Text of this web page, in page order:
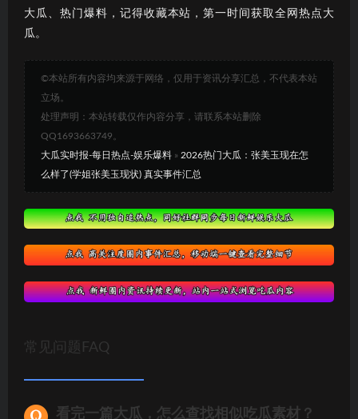
大瓜、热门爆料，记得收藏本站，第一时间获取全网热点大
瓜。
©本站所有内容均来源于网络，仅用于资讯分享汇总，不代表本站
立场。
处理声明：本站转载仅作内容分享，请联系本站删除
QQ1693663749。
大瓜实时报-每日热点-娱乐爆料 » 2026热门大瓜：张美玉现在怎
么样了(学姐张美玉现状) 真实事件汇总
常见问题FAQ
看完一篇大瓜，怎么查找相似吃瓜素材？